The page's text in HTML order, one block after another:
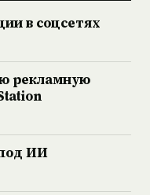
в соцсетях
рекламную
ИИ